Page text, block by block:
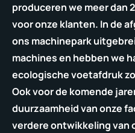
produceren we meer dan
voor onze klanten. In de
ons machinepark
machines en hebben we
ecologische voetafdruk
Ook voor de komende
duurzaamheid van onze
verdere ontwikkeling van